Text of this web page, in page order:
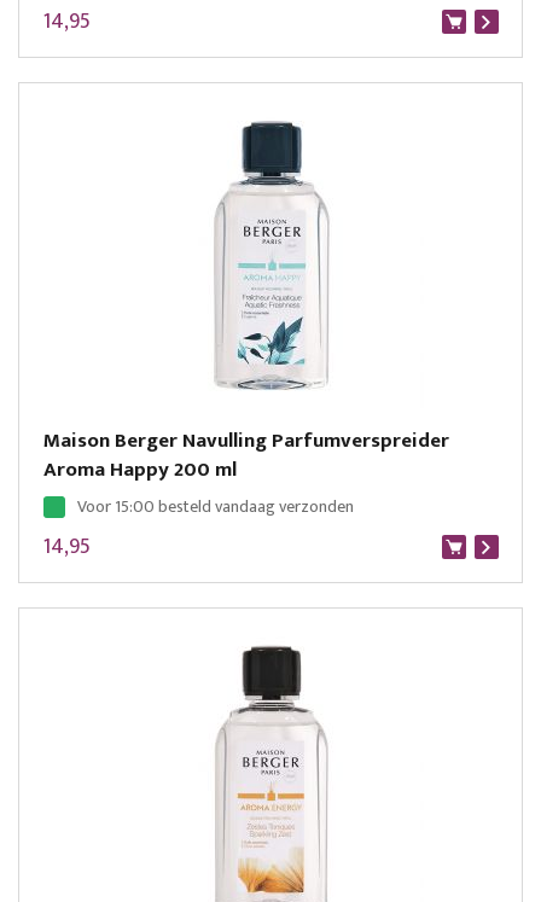
14,95
Maison Berger Navulling Parfumverspreider
Aroma Happy 200 ml
Voor 15:00 besteld vandaag verzonden
14,95